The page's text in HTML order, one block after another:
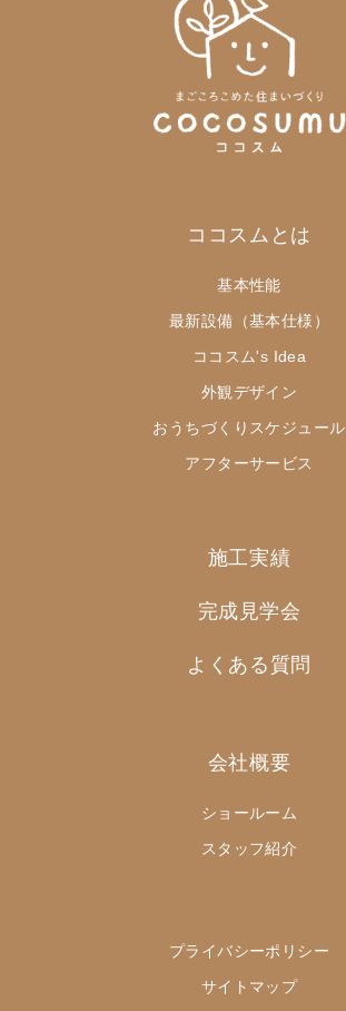
ココスムとは
基本性能
最新設備（基本仕様）
ココスム's Idea
外観デザイン
おうちづくりスケジュール
アフターサービス
施工実績
完成見学会
よくある質問
会社概要
ショールーム
スタッフ紹介
プライバシーポリシー
サイトマップ